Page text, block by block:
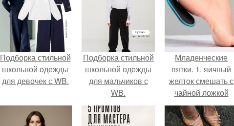
Подборка стильной
школьной одежды
для девочек с WB.
Подборка стильной
школьной одежды
для мальчиков с
WB.
Младенческие
пятки. 1. яичный
желток смешать с
чайной ложкой
лимонного сока и
столовой ложкой